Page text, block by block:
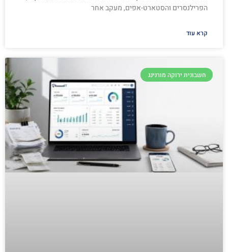
הפרילנסרים והסטארט-אפים, מעקב אחר
קרא עוד
חשבונית ירוקה מורנינג